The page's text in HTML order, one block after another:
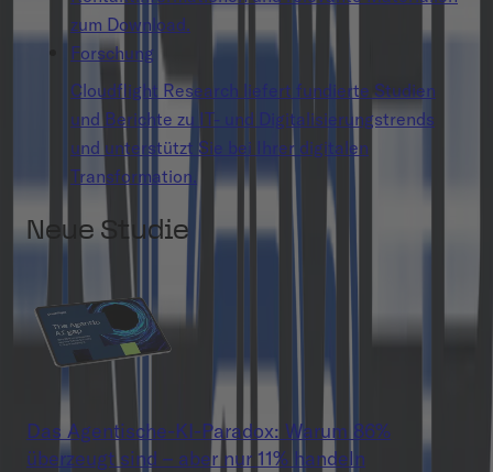
zum Download.
Forschung
Cloudflight Research liefert fundierte Studien
und Berichte zu IT- und Digitalisierungstrends
und unterstützt Sie bei Ihrer digitalen
Transformation.
Neue Studie
Das Agentische-KI-Paradox: Warum 86%
überzeugt sind – aber nur 11% handeln